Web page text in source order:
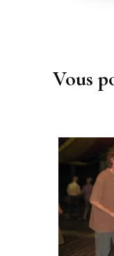
Vous